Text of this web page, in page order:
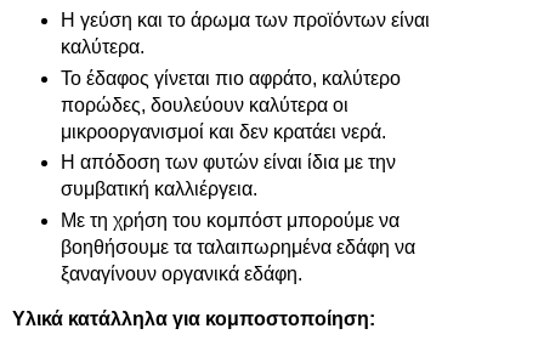
Η γεύση και το άρωμα των προϊόντων είναι
καλύτερα.
Το έδαφος γίνεται πιο αφράτο, καλύτερο
πορώδες, δουλεύουν καλύτερα οι
μικροοργανισμοί και δεν κρατάει νερά.
Η απόδοση των φυτών είναι ίδια με την
συμβατική καλλιέργεια.
Με τη χρήση του κομπόστ μπορούμε να
βοηθήσουμε τα ταλαιπωρημένα εδάφη να
ξαναγίνουν οργανικά εδάφη.
Υλικά κατάλληλα για κομποστοποίηση: